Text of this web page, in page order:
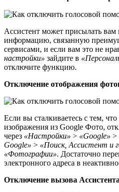
Ассистент может присылать
информацию, связанную
сервисами, и если вам это не
настройки» зайдите в
отключите функцию.
Отключение отображения
Если вы сталкиваетесь с тем,
изображения из Google Фото,
через «Настройки» > «Google» >
Google» > «Поиск, Ассистент и
«Фотографии». Достаточно
электронного адреса в
Отключение вызова